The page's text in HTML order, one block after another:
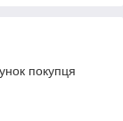
покупця